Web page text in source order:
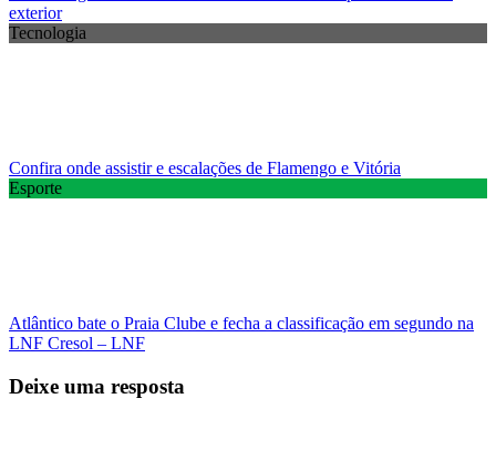
exterior
Tecnologia
Confira onde assistir e escalações de Flamengo e Vitória
Esporte
Atlântico bate o Praia Clube e fecha a classificação em segundo na
LNF Cresol – LNF
Deixe uma resposta